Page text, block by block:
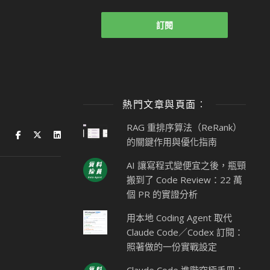
熱門文章與頁面︰
RAG 重排序算法（ReRank）
的關鍵作用與優化指南
AI 讓寫程式變便宜之後，瓶頸
搬到了 Code Review：22 萬
個 PR 的實證分析
用本地 Coding Agent 取代
Claude Code／Codex 訂閱：
照著做的一份實戰設定